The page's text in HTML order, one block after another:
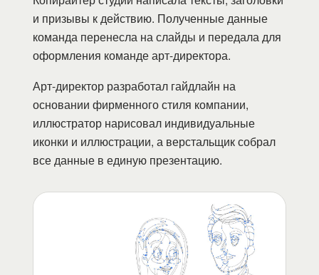
и призывы к действию. Полученные данные
команда перенесла на слайды и передала для
оформления команде арт-директора.
Арт-директор разработал гайдлайн на
основании фирменного стиля компании,
иллюстратор нарисовал индивидуальные
иконки и иллюстрации, а верстальщик собрал
все данные в единую презентацию.